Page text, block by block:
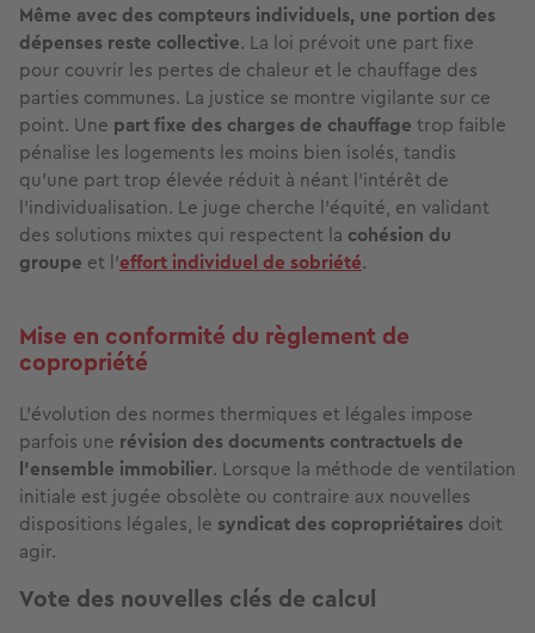
Même avec des compteurs individuels, une portion des
dépenses reste collective. La loi prévoit une part fixe
pour couvrir les pertes de chaleur et le chauffage des
parties communes. La justice se montre vigilante sur ce
point. Une part fixe des charges de chauffage trop faible
pénalise les logements les moins bien isolés, tandis
qu’une part trop élevée réduit à néant l’intérêt de
l’individualisation. Le juge cherche l'équité, en validant
des solutions mixtes qui respectent la cohésion du
groupe et l'effort individuel de sobriété.
Mise en conformité du règlement de
copropriété
L'évolution des normes thermiques et légales impose
parfois une révision des documents contractuels de
l'ensemble immobilier. Lorsque la méthode de ventilation
initiale est jugée obsolète ou contraire aux nouvelles
dispositions légales, le syndicat des copropriétaires doit
agir.
Vote des nouvelles clés de calcul